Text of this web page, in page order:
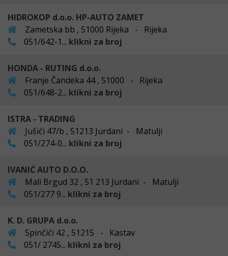
HIDROKOP d.o.o. HP-AUTO ZAMET
Zametska bb , 51000 Rijeka - Rijeka
051/642-1... klikni za broj
HONDA - RUTING d.o.o.
Franje Čandeka 44 , 51000 - Rijeka
051/648-2... klikni za broj
ISTRA - TRADING
Jušići 47/b , 51213 Jurdani - Matulji
051/274-0... klikni za broj
IVANIĆ AUTO D.O.O.
Mali Brgud 32 , 51 213 Jurdani - Matulji
051/277 9... klikni za broj
K. D. GRUPA d.o.o.
Spinčići 42 , 51215 - Kastav
051/ 2745... klikni za broj